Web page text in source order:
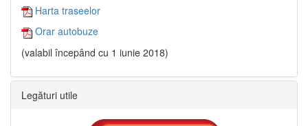
Harta traseelor
Orar autobuze
(valabil începând cu 1 iunie 2018)
Legături utile